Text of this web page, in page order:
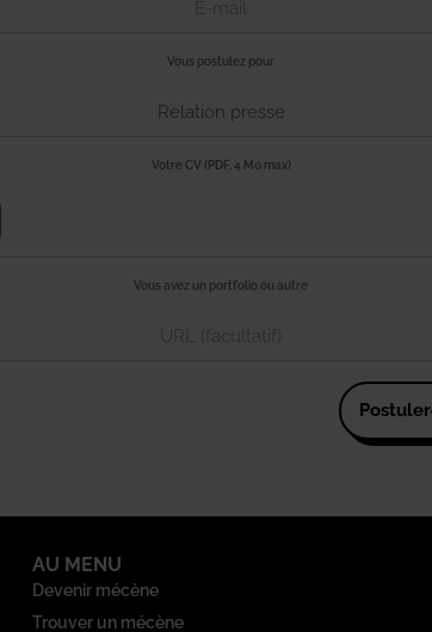
Vous postulez pour
Votre CV (PDF, 4 Mo max)
Vous avez un portfolio ou autre
Postuler
AU MENU
Devenir mécène
Trouver un mécène